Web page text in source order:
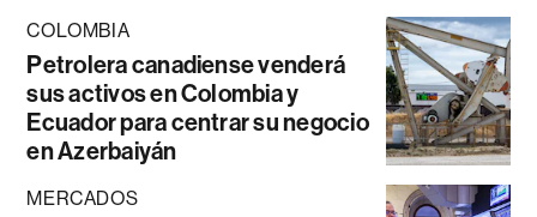
COLOMBIA
Petrolera canadiense venderá
sus activos en Colombia y
Ecuador para centrar su negocio
en Azerbaiyán
MERCADOS